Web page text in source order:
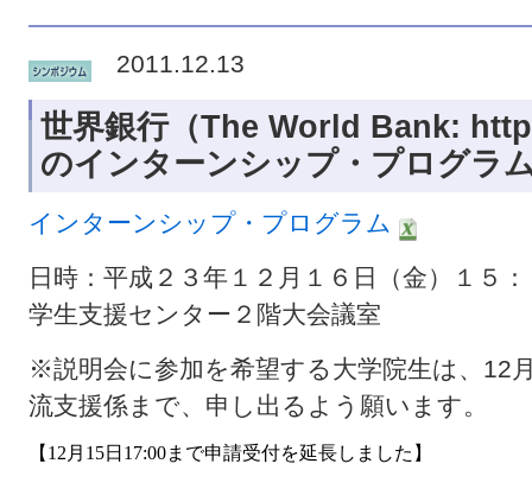
2011.12.13
世界銀行（The World Bank:
のインターンシップ・プログラ
インターンシップ・プログラム
日時：平成２３年１２月１６日（金）１
学生支援センター２階大会議室
※説明会に参加を希望する大学院生は、12
流支援係まで、申し出るよう願います。
【12月15日17:00まで申請受付を延長しました】